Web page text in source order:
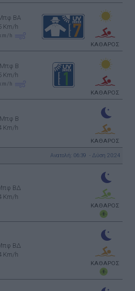
BA
Km/h
h
ΚΑΘΑΡΟΣ
B
Km/h
h
ΚΑΘΑΡΟΣ
B
Km/h
ΚΑΘΑΡΟΣ
Ανατολή: 06:39 - Δύση 20:24
ΒΔ
Km/h
ΚΑΘΑΡΟΣ
ΒΔ
Km/h
ΚΑΘΑΡΟΣ